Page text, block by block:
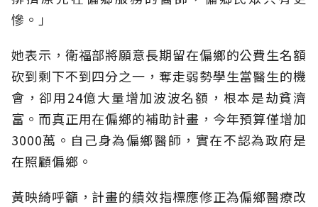
慘。」
她表示，衛福部將願意長期留在偏鄉的公費生名額
砍到剩下不到四分之一，奪走弱勢學生當醫生的機
會，卻用24億大量增加波波名額，根本是劫貧濟
富。而真正用在偏鄉的補助計畫，今年預算僅增加
3000萬。自己身為偏鄉醫師，實在不認為政府是
在照顧偏鄉。
黃映綺呼籲，計畫的績效指標應修正為偏鄉醫療改